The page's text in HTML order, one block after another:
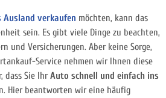
Ausland verkaufen möchten, kann das
sein. Es gibt viele Dinge zu beachten,
und Versicherungen. Aber keine Sorge,
Service nehmen wir Ihnen diese
dass Sie IhrAuto schnell und einfach ins
Hier beantworten wir eine häufig